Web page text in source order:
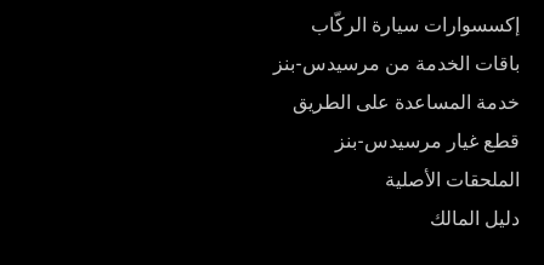
إكسسوارات سيارة الركّاب
باقات الخدمة من مرسيدس-بنز
خدمة المساعدة على الطريق
قطع غيار مرسيدس-بنز
الملحقات الأصلية
دليل المالك